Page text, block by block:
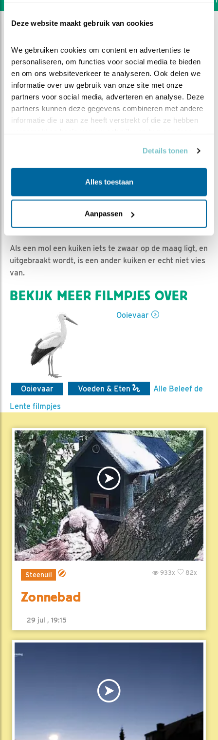
Deze website maakt gebruik van cookies
We gebruiken cookies om content en advertenties te
personaliseren, om functies voor social media te bieden
en om ons websiteverkeer te analyseren. Ook delen we
informatie over uw gebruik van onze site met onze
partners voor social media, adverteren en analyse. Deze
partners kunnen deze gegevens combineren met andere
informatie die u aan ze heeft verstrekt of die ze hebben
Details tonen
Alles toestaan
Aanpassen
Voor de neus weggekaapt
Jan-Willem BDL | Geplaatst op 12 juni 2020, 10:37 |
Vind ik leuk| Bewaar dit filmpje|
890x
Als een mol een kuiken iets te zwaar op de maag ligt, en
uitgebraakt wordt, is een ander kuiken er echt niet vies
van.
BEKIJK MEER FILMPJES OVER
Ooievaar
Ooievaar Voeden & Eten
Alle Beleef de
Lente filmpjes
Steenuil 82x
933x
Zonnebad
29 jul , 19:15